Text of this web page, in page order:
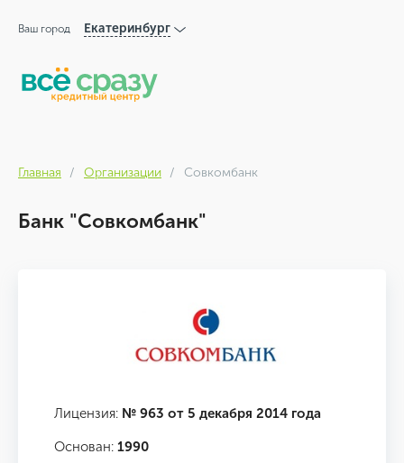
Ваш город Екатеринбург
Главная Организации Совкомбанк
Банк "Совкомбанк"
Лицензия: № 963 от 5 декабря 2014 года
Основан: 1990